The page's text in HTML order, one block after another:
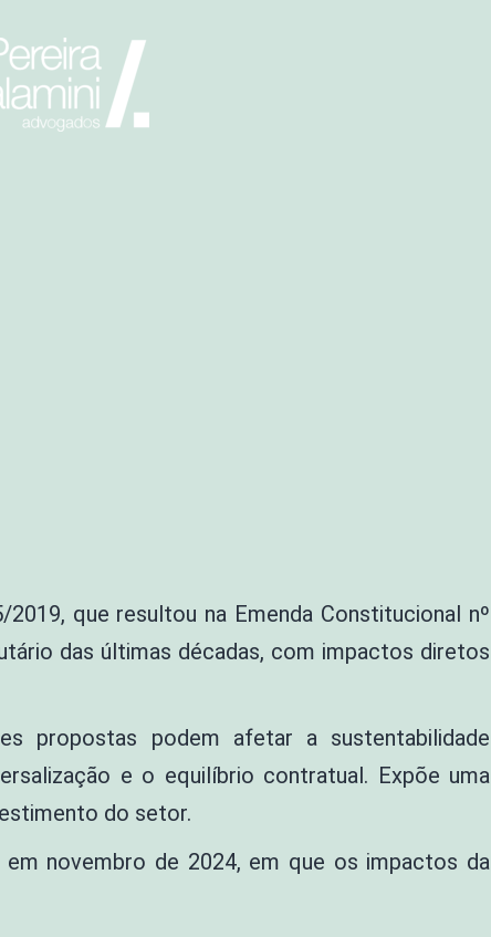
que resultou na Emenda Constitucional nº
das últimas décadas, com impactos diretos
propostas podem afetar a sustentabilidade
e o equilíbrio contratual. Expõe uma
do setor.
novembro de 2024, em que os impactos da